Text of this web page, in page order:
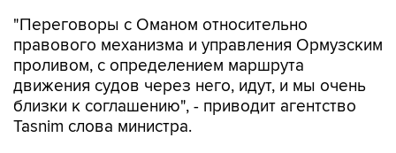
"Переговоры с Оманом относительно
правового механизма и управления Ормузским
проливом, с определением маршрута
движения судов через него, идут, и мы очень
близки к соглашению", - приводит агентство
Tasnim слова министра.